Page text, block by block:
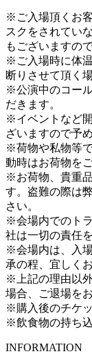
※ご入場頂くお
スクをされてい
もございますの
※ご入場時に体
断りさせて頂く
※公演中のコー
だきます。
※イベントなど
ざいますので予
※荷物や私物等
動時はお荷物を
※お荷物、貴重
す。盗難の際は
さい。
※会場内でのト
社は一切の責任
※会場内は、入
承の程、宜しく
※上記の理由以
場合、ご退場を
※購入後のチケ
※飲食物の持ち
INFORMATION